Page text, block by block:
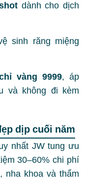
dành cho dịch
sinh răng miệng
vàng 9999, áp
và không đi kèm
dịp cuối năm
nhất JW tung ưu
30–60% chi phí
nha khoa và thẩm